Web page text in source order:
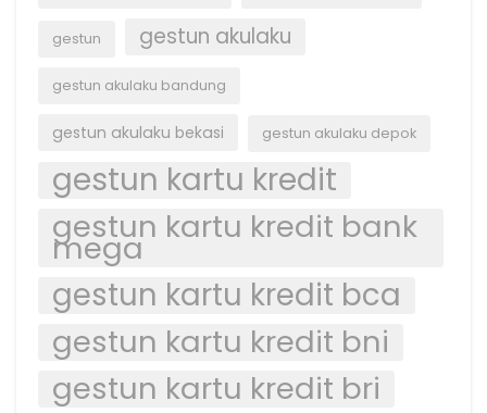
gestun gestun akulaku
gestun akulaku bandung
gestun akulaku bekasi gestun akulaku depok
gestun kartu kredit
gestun kartu kredit bank
mega
gestun kartu kredit bca
gestun kartu kredit bni
gestun kartu kredit bri